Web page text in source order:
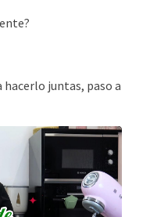
hacerlo juntas, paso a